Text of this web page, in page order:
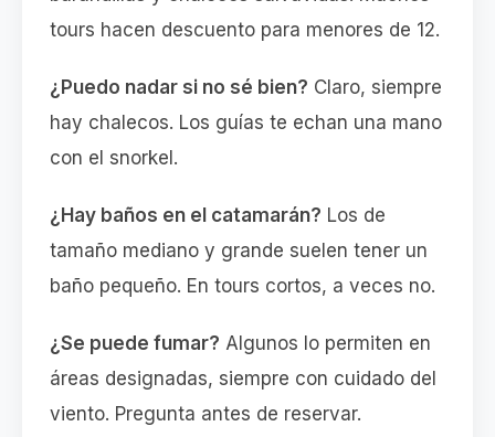
tours hacen descuento para menores de 12.
¿Puedo nadar si no sé bien? Claro, siempre
hay chalecos. Los guías te echan una mano
con el snorkel.
¿Hay baños en el catamarán? Los de
tamaño mediano y grande suelen tener un
baño pequeño. En tours cortos, a veces no.
¿Se puede fumar? Algunos lo permiten en
áreas designadas, siempre con cuidado del
viento. Pregunta antes de reservar.